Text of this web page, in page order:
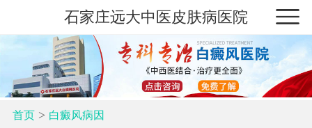
石家庄远大中医皮肤病医院
首页> 白癜风病因